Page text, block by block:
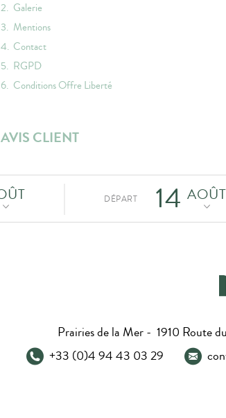
Galerie
Mentions
Contact
RGPD
Conditions Offre Liberté
AVIS CLIENT
DÉPART
Prairies de la Mer - 1910
+33 (0)4 94 43 03 29